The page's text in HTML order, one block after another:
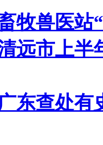
牧兽医站
远市上半
东查处有